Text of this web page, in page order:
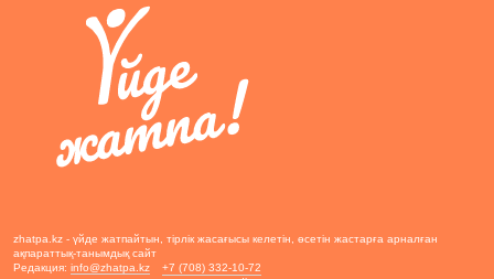
zhatpa.kz - үйде жатпайтын, тірлік жасағысы келетін, өсетін жастарға арналған
ақпараттық-танымдық сайт
Редакция: info@zhatpa.kz
+7 (708) 332-10-72